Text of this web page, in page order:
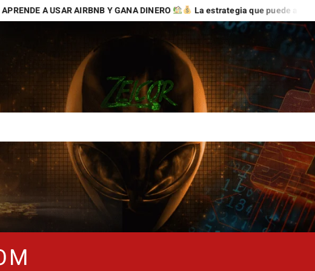
USAR AIRBNB Y GANA DINERO La estrategia que puede abrirte nuevas